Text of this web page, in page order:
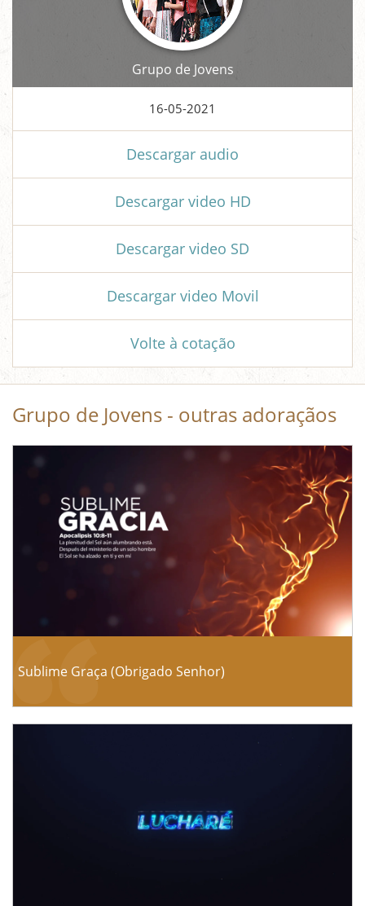
Grupo de Jovens
16-05-2021
Descargar audio
Descargar video HD
Descargar video SD
Descargar video Movil
Volte à cotação
Grupo de Jovens - outras adoraçãos
Sublime Graça (Obrigado Senhor)